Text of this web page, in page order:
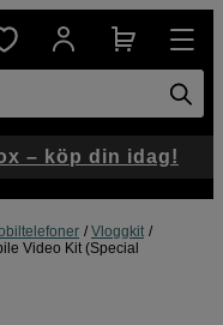
Vloggkit
Video Kit (Special
– köp din idag!